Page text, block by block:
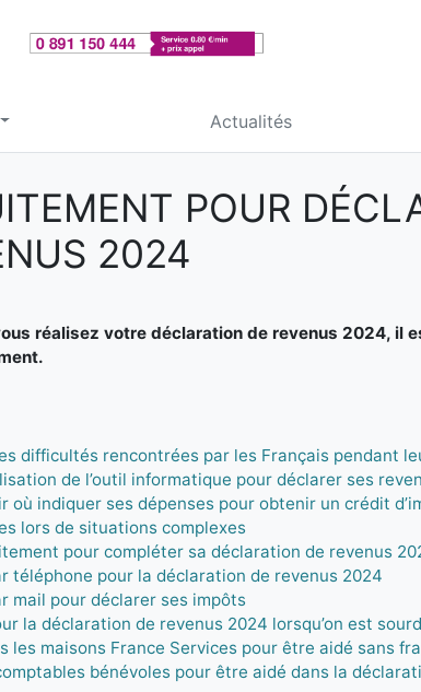
Actualités
POUR
2024
réalisez votre déclaration de revenus 2024, il
difficultés rencontrées par les Français pendant
de l’outil informatique pour déclarer ses
où indiquer ses dépenses pour obtenir un crédit
lors de situations complexes
pour compléter sa déclaration de revenus
téléphone pour la déclaration de revenus 2024
mail pour déclarer ses impôts
la déclaration de revenus 2024 lorsqu’on est
les maisons France Services pour être aidé sans
bénévoles pour être aidé dans la